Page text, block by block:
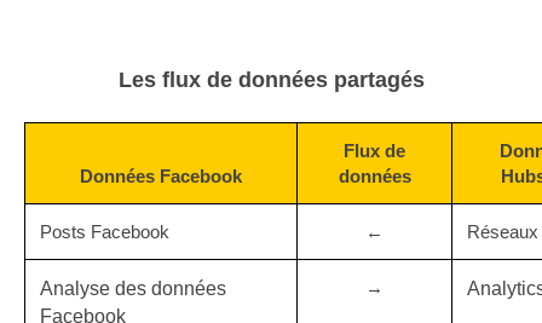
Les flux de données partagés
Données Facebook
Flux de
données
Posts Facebook ←
Analyse des données
Facebook
→